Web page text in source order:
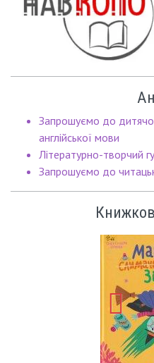
Запрошуємо до
англійської мови
Літературно-творчий
Запрошуємо до